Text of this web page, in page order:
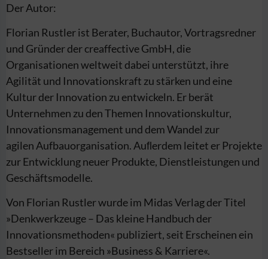
Der Autor:
Florian Rustler ist Berater, Buchautor, Vortragsredner
und Gründer der creaffective GmbH, die
Organisationen weltweit dabei unterstützt, ihre
Agilität und Innovationskraft zu stärken und eine
Kultur der Innovation zu entwickeln. Er berät
Unternehmen zu den Themen Innovationskultur,
Innovationsmanagement und dem Wandel zur
agilen Aufbauorganisation. Auﬂerdem leitet er Projekte
zur Entwicklung neuer Produkte, Dienstleistungen und
Geschäftsmodelle.
Von Florian Rustler wurde im Midas Verlag der Titel
»Denkwerkzeuge – Das kleine Handbuch der
Innovationsmethoden« publiziert, seit Erscheinen ein
Bestseller im Bereich »Business & Karriere«.